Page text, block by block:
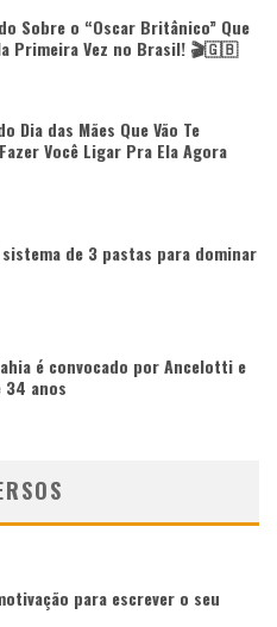
Sobre o “Oscar Britânico” Que
Primeira Vez no Brasil! 🎬🇬🇧
Dia das Mães Que Vão Te
Você Ligar Pra Ela Agora
de 3 pastas para dominar
é convocado por Ancelotti e
34 anos
para escrever o seu